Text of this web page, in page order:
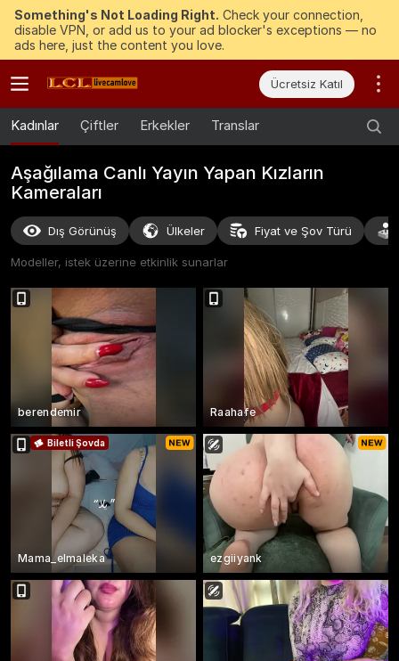
Something's Not Loading Right. Check your connection,
disable VPN, or add us to your ad blocker's exceptions — no
ads here, just the content you love.
Ücretsiz Katıl
Kadınlar Çiftler Erkekler Translar
Aşağılama Canlı Yayın Yapan Kızların
Kameraları
Dış Görünüş Ülkeler Fiyat ve Şov Türü
Modeller, istek üzerine etkinlik sunarlar
berendemir Raahafe
“ يلا”
Biletli Şovda
Mama_elmaleka ezgiiyank